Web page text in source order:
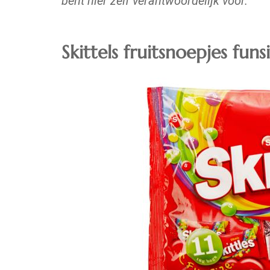
Skittels fruitsnoepjes